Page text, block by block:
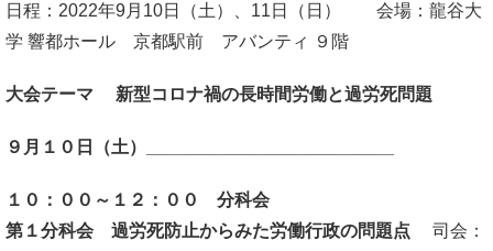
日程：2022年9月10日（土）、11日（日） 会場：龍谷大
学 響都ホール 京都駅前 アバンティ ９階
大会テーマ 新型コロナ禍の長時間労働と過労死問題
９月１０日（土）_________________________
１０：００～１２：００ 分科会
第１分科会 過労死防止からみた労働行政の問題点 司会：